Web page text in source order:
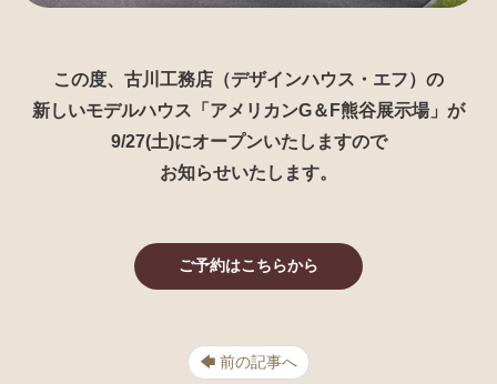
この度、古川工務店（デザインハウス・エフ）の
新しいモデルハウス「アメリカンG＆F熊谷展示場」が
9/27(土)にオープンいたしますので
お知らせいたします。
ご予約はこちらから
🡄 前の記事へ